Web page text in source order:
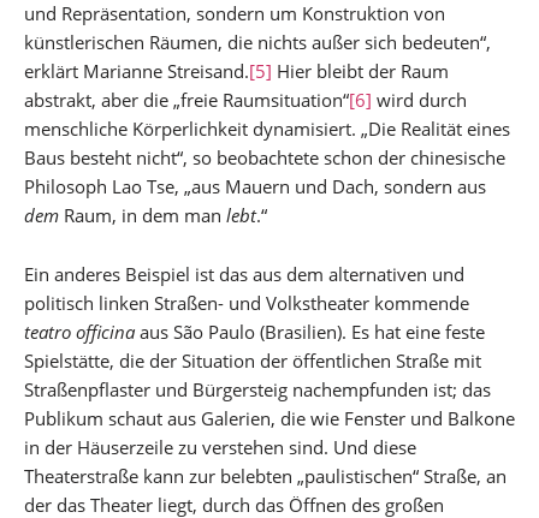
und Repräsentation, sondern um Konstruktion von
künstlerischen Räumen, die nichts außer sich bedeuten“,
erklärt Marianne Streisand.[5] Hier bleibt der Raum
abstrakt, aber die „freie Raumsituation“[6] wird durch
menschliche Körperlichkeit dynamisiert. „Die Realität eines
Baus besteht nicht“, so beobachtete schon der chinesische
Philosoph Lao Tse, „aus Mauern und Dach, sondern aus
dem Raum, in dem man lebt.“
Ein anderes Beispiel ist das aus dem alternativen und
politisch linken Straßen- und Volkstheater kommende
teatro officina aus São Paulo (Brasilien). Es hat eine feste
Spielstätte, die der Situation der öffentlichen Straße mit
Straßenpflaster und Bürgersteig nachempfunden ist; das
Publikum schaut aus Galerien, die wie Fenster und Balkone
in der Häuserzeile zu verstehen sind. Und diese
Theaterstraße kann zur belebten „paulistischen“ Straße, an
der das Theater liegt, durch das Öffnen des großen